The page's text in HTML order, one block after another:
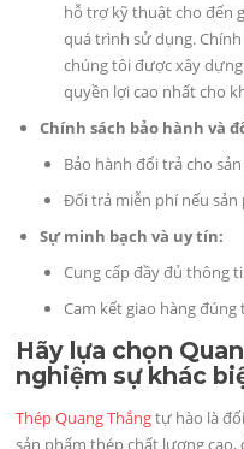
hỗ trợ kỹ thuật cho đến
quá trình sử dụng.
chúng tôi được xây
quyền lợi cao nhất cho
Chính sách bảo hành và
Bảo hành đổi trả cho
Đổi trả miễn phí nếu
Sự minh bạch và uy tín:
Cung cấp đầy đủ thông
Cam kết giao hàng
Hãy lựa chọn
nghiệm sự khác
Thép Quang Thắngtự hào là
sản phẩm thép chất lượng cao,